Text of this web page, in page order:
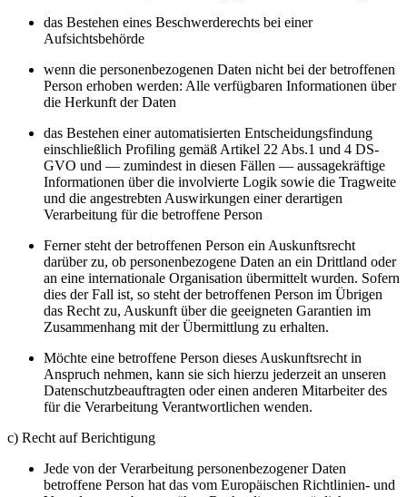
das Bestehen eines Beschwerderechts bei einer
Aufsichtsbehörde
wenn die personenbezogenen Daten nicht bei der betroffenen
Person erhoben werden: Alle verfügbaren Informationen über
die Herkunft der Daten
das Bestehen einer automatisierten Entscheidungsfindung
einschließlich Profiling gemäß Artikel 22 Abs.1 und 4 DS-
GVO und — zumindest in diesen Fällen — aussagekräftige
Informationen über die involvierte Logik sowie die Tragweite
und die angestrebten Auswirkungen einer derartigen
Verarbeitung für die betroffene Person
Ferner steht der betroffenen Person ein Auskunftsrecht
darüber zu, ob personenbezogene Daten an ein Drittland oder
an eine internationale Organisation übermittelt wurden. Sofern
dies der Fall ist, so steht der betroffenen Person im Übrigen
das Recht zu, Auskunft über die geeigneten Garantien im
Zusammenhang mit der Übermittlung zu erhalten.
Möchte eine betroffene Person dieses Auskunftsrecht in
Anspruch nehmen, kann sie sich hierzu jederzeit an unseren
Datenschutzbeauftragten oder einen anderen Mitarbeiter des
für die Verarbeitung Verantwortlichen wenden.
c) Recht auf Berichtigung
Jede von der Verarbeitung personenbezogener Daten
betroffene Person hat das vom Europäischen Richtlinien- und